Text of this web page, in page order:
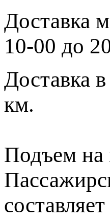
Доставка
10-00 до
Доставка
км.
Подъем на